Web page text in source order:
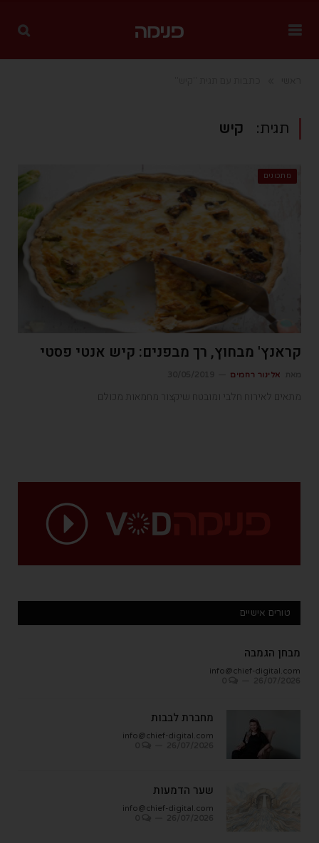
תגית: קיש
מתכונים
קראנץ' מבחוץ, רך מבפנים: קיש אנטי פסטי
אלינור רחמים
מתאים לאירוח חלבי ומובטח שיקצור מחמאות מכולם
טורים אישיים
מבחן הגמבה
info@chief-digital.com
מחברת לבבות
info@chief-digital.com
שער הדמעות
info@chief-digital.com